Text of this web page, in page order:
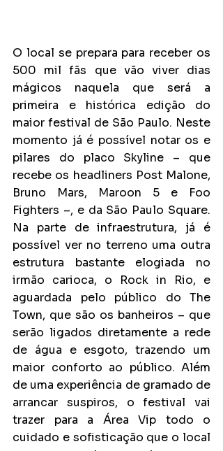
O local se prepara para receber os
500 mil fãs que vão viver dias
mágicos naquela que será a
primeira e histórica edição do
maior festival de São Paulo. Neste
momento já é possível notar os e
pilares do placo Skyline – que
recebe os headliners Post Malone,
Bruno Mars, Maroon 5 e Foo
Fighters –, e da São Paulo Square.
Na parte de infraestrutura, já é
possível ver no terreno uma outra
estrutura bastante elogiada no
irmão carioca, o Rock in Rio, e
aguardada pelo público do The
Town, que são os banheiros – que
serão ligados diretamente a rede
de água e esgoto, trazendo um
maior conforto ao público. Além
de uma experiência de gramado de
arrancar suspiros, o festival vai
trazer para a Área Vip todo o
cuidado e sofisticação que o local